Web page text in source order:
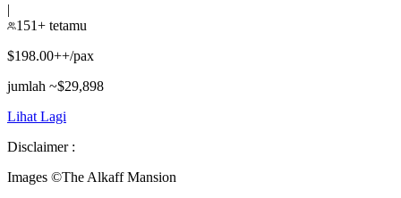
|
151+ tetamu
$198.00++/pax
jumlah ~$29,898
Lihat Lagi
Disclaimer :
Images ©The Alkaff Mansion